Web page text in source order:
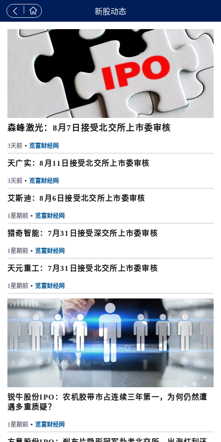
  新股动态
森峰激光：8月7日接受北交所上市委审核
3天前 • 览富财经网
天广实：8月11日接受北交所上市委审核
3天前 • 览富财经网
艾斯迪：8月6日接受北交所上市委审核
1星期前 • 览富财经网
猎奇智能：7月31日接受深交所上市委审核
1星期前 • 览富财经网
天元重工：7月31日接受北交所上市委审核
1星期前 • 览富财经网
锐牛股份IPO：农机胶带市占连续三年第一，为何仍然遭
遇多重质疑？
1星期前 • 览富财经网